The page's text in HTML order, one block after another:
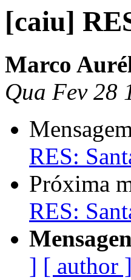
[caiu]
Marco
Qua Fev 28
RES:
Próxima
RES:
] [ author ]